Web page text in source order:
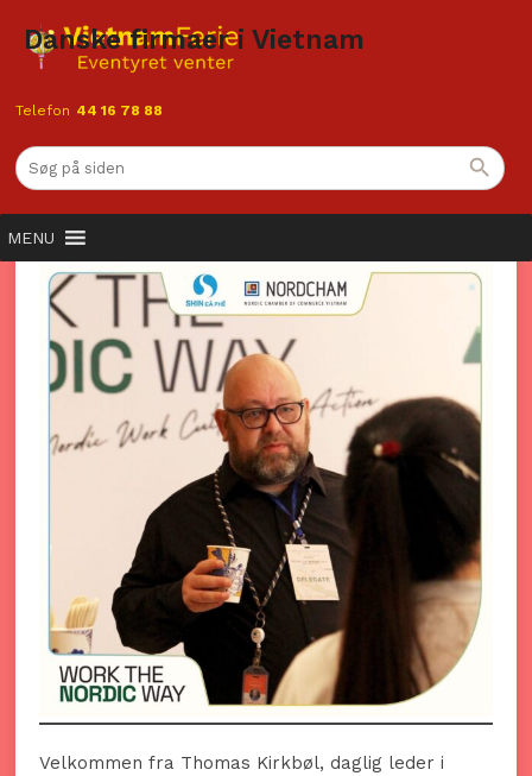
Telefon 44 16 78 88
MENU
Danske firmaer i Vietnam
Den stærke forbindelse mellem
Danmark og Vietnam
Velkommen fra Thomas Kirkbøl, daglig leder i